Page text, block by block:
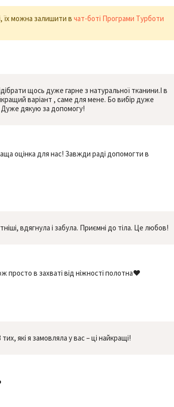
їх можна залишити в чат-боті Програми Турботи
щось дуже гарне з натуральної тканини.І в
варіант , саме для мене. Бо вибір дуже
Дуже дякую за допомогу!
оцінка для нас! Завжди раді допомогти в
вдягнула і забула. Приємні до тіла. Це любов!
в захваті від ніжності полотна❤️
які я замовляла у вас – ці найкращі!